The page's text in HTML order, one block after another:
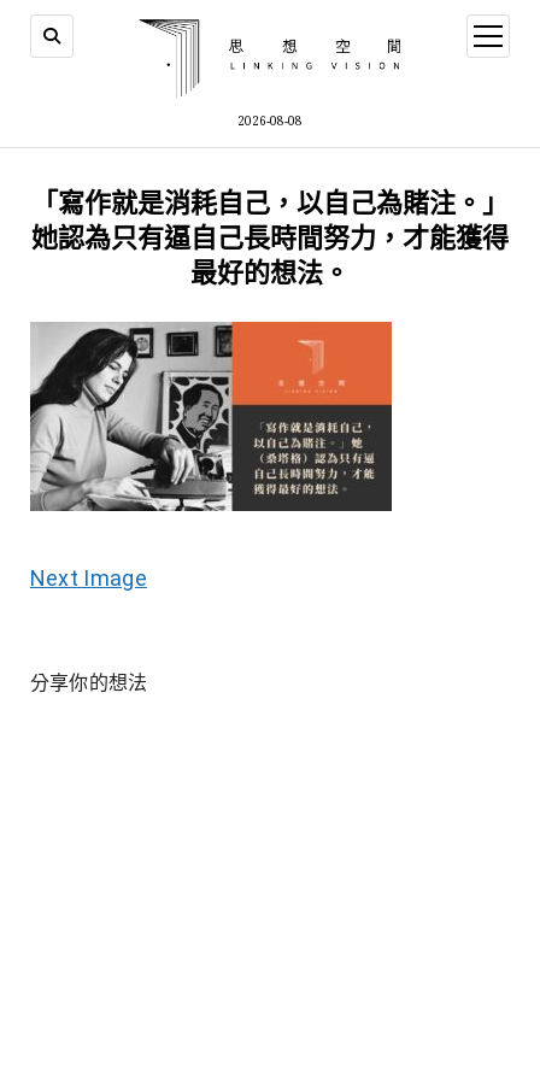
2026-08-08
open
menu
「寫作就是消耗自己，以自己為賭注。」
她認為只有逼自己長時間努力，才能獲得
最好的想法。
Next Image
分享你的想法